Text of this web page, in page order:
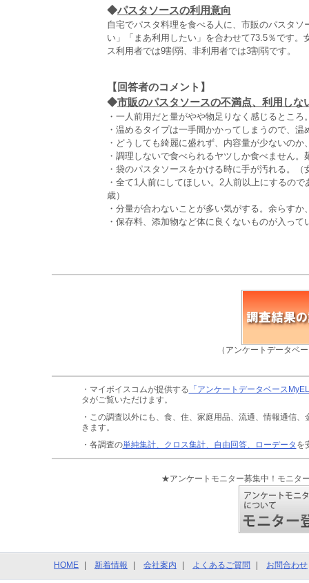
◆パスタソースの利用意向
自宅でパスタ料理を食べる人に、市販のパスタ
い」「まあ利用したい」を合わせて73.5％です
ス利用者では9割弱、非利用者では3割弱です。
【回答者のコメント】
◆市販のパスタソースの不満点、利用しな
・一人前用だと量がやや物足りなく感じるところ
・温めるタイプは一手間かかってしまうので、
・どうしても綺麗に盛れず、内容量が少ないの
・調理しないで食べられるヤツしか食べません
・袋のパスタソースをかける時に手が汚れる。（
・全て1人前にしてほしい。2人前以上にするの
歳）
・分量が合わないことが多い気がする。余らす
・保存料、添加物など体に良くないものが入って
（アンケートデータベ
・マイボイスコムが提供する 「アンケートデータベース
タがご覧いただけます。
・この調査以外にも、食、住、家庭用品、流通、情報通信、
きます。
・各調査の単純集計、クロス集計、自由回答、ローデータ を
★アンケートモニター募集中！モニタ
HOME 新着情報 会社案内 よくあるご質問 お問合わせ